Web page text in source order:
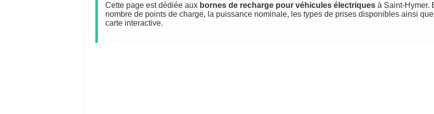
Cette page est dédiée aux bornes de recharge pour véhicules électriques à Saint-Hymer.
nombre de points de charge, la puissance nominale, les types de prises disponibles ainsi
carte interactive.